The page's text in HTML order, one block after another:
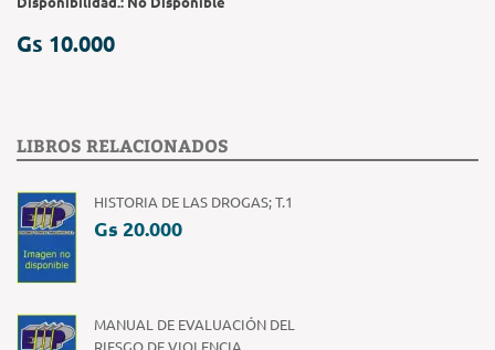
Gs 10.000
LIBROS RELACIONADOS
HISTORIA DE LAS DROGAS; T.1
Gs 20.000
MANUAL DE EVALUACIÓN DEL
RIESGO DE VIOLENCIA